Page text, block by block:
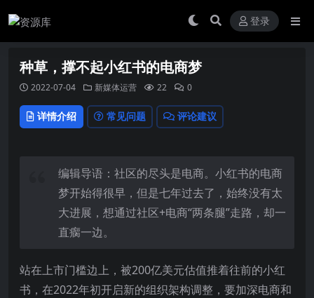
登录
种草，撑不起小红书的电商梦
2022-07-04 新媒体运营 22 0
详情介绍 常见问题 评论建议
编辑导语：社区的尽头是电商。小红书的电商
梦开始得很早，但是七年过去了，始终没有太
大进展，想通过社区+电商“两条腿”走路，却一
直瘸一边。
站在上市门槛边上，被200亿美元估值推着往前的小红
书，在2022年初开启新的组织架构调整，要加深电商和